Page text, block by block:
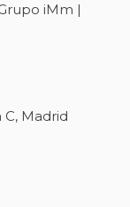
iMm |
Madrid